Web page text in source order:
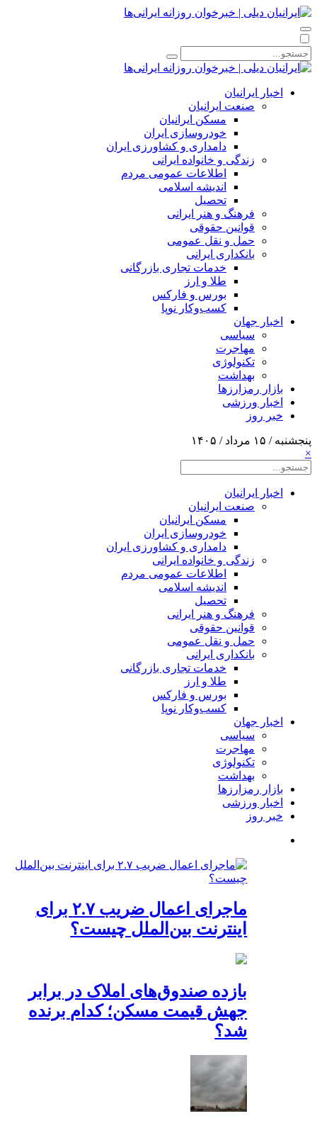
اخبار ایرانیان
صنعت ایرانیان
مسکن ایرانیان
خودروسازی ایران
دامداری و کشاورزی ایران
زندگی و خانواده ایرانی
اطلاعات عمومی مردم
اندیشه اسلامی
تحصیل
فرهنگ و هنر ایرانی
قوانین حقوقی
حمل و نقل عمومی
بانکداری ایرانی
خدمات تجاری بازرگانی
طلا و ارز
بورس و فارکس
کسب‌وکار نوپا
اخبار جهان
سیاسی
مهاجرت
تکنولوژی
بهداشت
بازار رمزارزها
اخبار ورزشی
خبر روز
پنجشنبه / ۱۵ مرداد / ۱۴۰۵
×
اخبار ایرانیان
صنعت ایرانیان
مسکن ایرانیان
خودروسازی ایران
دامداری و کشاورزی ایران
زندگی و خانواده ایرانی
اطلاعات عمومی مردم
اندیشه اسلامی
تحصیل
فرهنگ و هنر ایرانی
قوانین حقوقی
حمل و نقل عمومی
بانکداری ایرانی
خدمات تجاری بازرگانی
طلا و ارز
بورس و فارکس
کسب‌وکار نوپا
اخبار جهان
سیاسی
مهاجرت
تکنولوژی
بهداشت
بازار رمزارزها
اخبار ورزشی
خبر روز
ماجرای اعمال ضریب ۲.۷ برای
اینترنت بین‌الملل چیست؟
بازده صندوق‌های املاک در برابر
جهش قیمت مسکن؛ کدام برنده
شد؟